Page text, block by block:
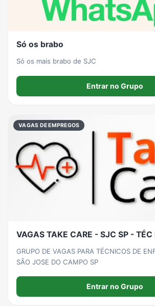
Só os brabo
Só os mais brabo de SJC
Entrar no Grupo
VAGAS DE EMPREGOS
VAGAS TAKE CARE - SJC SP - TÉC
GRUPO DE VAGAS PARA TÉCNICOS DE
SÃO JOSE DO CAMPO SP
Entrar no Grupo